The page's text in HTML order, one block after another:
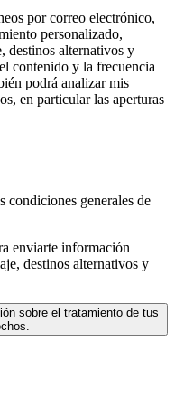
por correo electrónico,
personalizado,
destinos alternativos y
contenido y la frecuencia
podrá analizar mis
en particular las aperturas
condiciones generales de
enviarte información
destinos alternativos y
sobre el tratamiento de tus